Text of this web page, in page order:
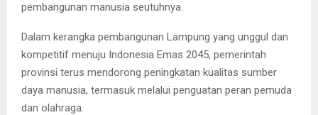
pembangunan manusia seutuhnya.
Dalam kerangka pembangunan Lampung yang unggul dan
kompetitif menuju Indonesia Emas 2045, pemerintah
provinsi terus mendorong peningkatan kualitas sumber
daya manusia, termasuk melalui penguatan peran pemuda
dan olahraga.